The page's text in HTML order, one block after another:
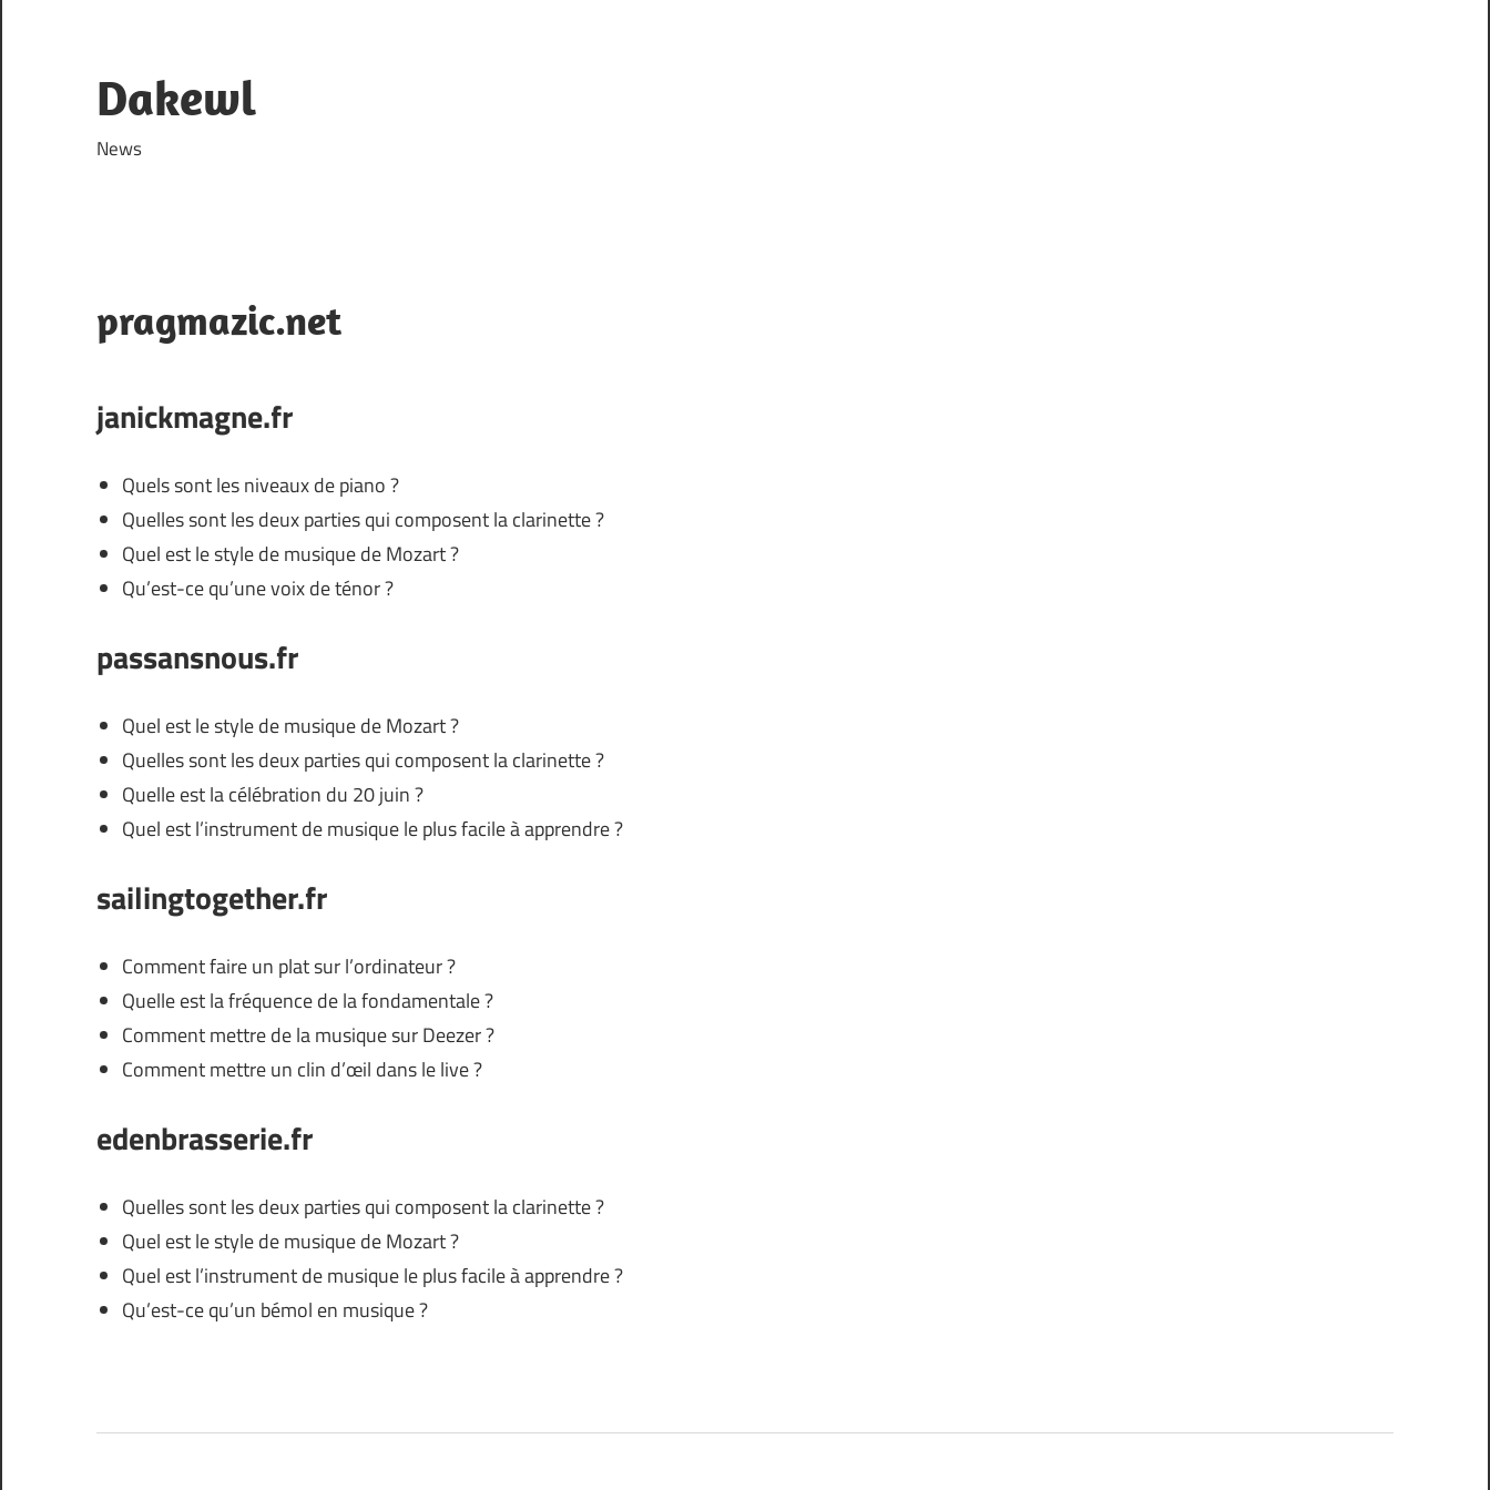
content
Dakewl
News
pragmazic.net
janickmagne.fr
Quels sont les niveaux de piano ?
Quelles sont les deux parties qui composent la clarinette ?
Quel est le style de musique de Mozart ?
Qu’est-ce qu’une voix de ténor ?
passansnous.fr
Quel est le style de musique de Mozart ?
Quelles sont les deux parties qui composent la clarinette ?
Quelle est la célébration du 20 juin ?
Quel est l’instrument de musique le plus facile à apprendre ?
sailingtogether.fr
Comment faire un plat sur l’ordinateur ?
Quelle est la fréquence de la fondamentale ?
Comment mettre de la musique sur Deezer ?
Comment mettre un clin d’œil dans le live ?
edenbrasserie.fr
Quelles sont les deux parties qui composent la clarinette ?
Quel est le style de musique de Mozart ?
Quel est l’instrument de musique le plus facile à apprendre ?
Qu’est-ce qu’un bémol en musique ?